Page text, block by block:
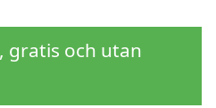
gratis och utan